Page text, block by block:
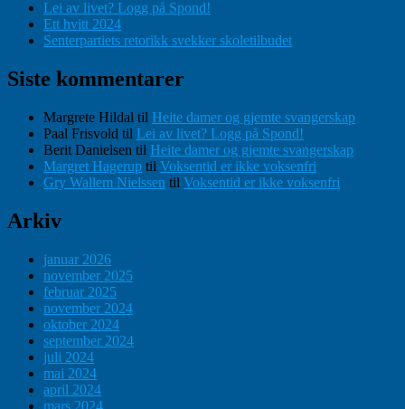
Lei av livet? Logg på Spond!
Ett hvitt 2024
Senterpartiets retorikk svekker skoletilbudet
Siste kommentarer
Margrete Hildal til Heite damer og gjemte svangerskap
Paal Frisvold til Lei av livet? Logg på Spond!
Berit Danielsen til Heite damer og gjemte svangerskap
Margret Hagerup til Voksentid er ikke voksenfri
Gry Wallem Nielssen til Voksentid er ikke voksenfri
Arkiv
januar 2026
november 2025
februar 2025
november 2024
oktober 2024
september 2024
juli 2024
mai 2024
april 2024
mars 2024